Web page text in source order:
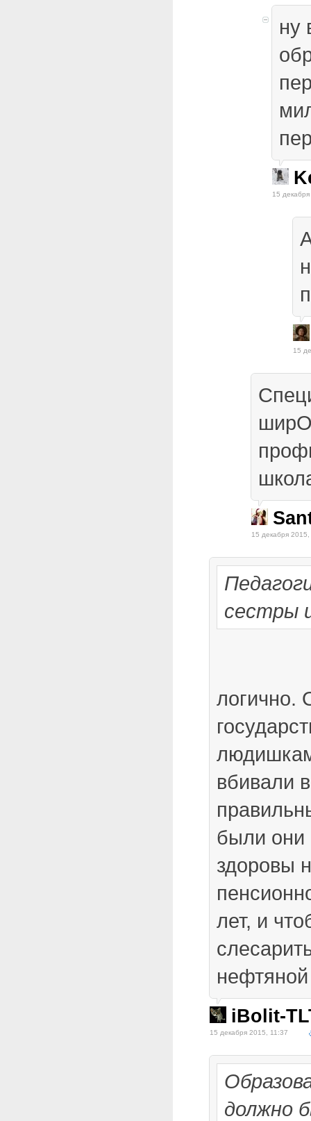
ну
15
15
15 декабря
сестры
логично.
вбивали
были они
здоровы
лет, и
iBolit-
15 декабря 2015, 11:37
должно